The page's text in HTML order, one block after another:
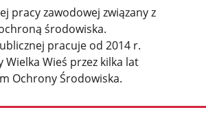
pracy zawodowej związany z
środowiska.
pracuje od 2014 r.
Wielka Wieś przez kilka lat
Ochrony Środowiska.